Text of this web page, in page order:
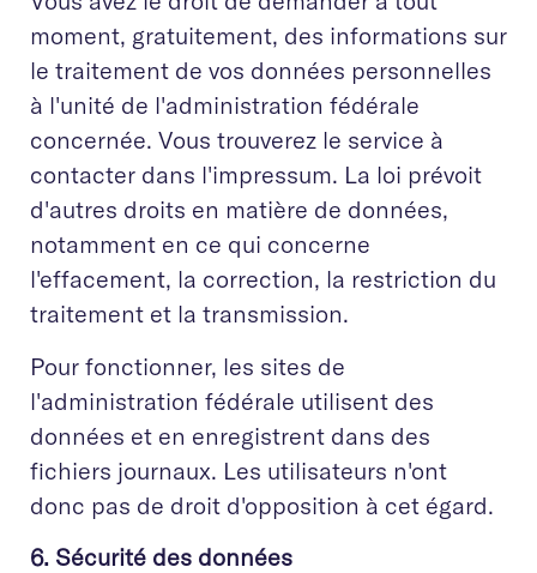
moment, gratuitement, des informations sur
le traitement de vos données personnelles
à l'unité de l'administration fédérale
concernée. Vous trouverez le service à
contacter dans l'impressum. La loi prévoit
d'autres droits en matière de données,
notamment en ce qui concerne
l'effacement, la correction, la restriction du
traitement et la transmission.
Pour fonctionner, les sites de
l'administration fédérale utilisent des
données et en enregistrent dans des
fichiers journaux. Les utilisateurs n'ont
donc pas de droit d'opposition à cet égard.
6. Sécurité des données